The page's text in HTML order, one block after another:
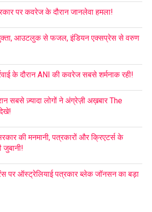
पर कवरेज के दौरान जानलेवा हमला!
आउटलुक से फजल, इंडियन एक्सप्रेस से वरुण
के दौरान ANI की कवरेज सबसे शर्मनाक रही!
सबसे ज़्यादा लोगों ने अंग्रेज़ी अख़बार The
की मनमानी, पत्रकारों और क्रिएटर्स के
जुबानी!
पर ऑस्ट्रेलियाई पत्रकार ब्लेक जॉनसन का बड़ा